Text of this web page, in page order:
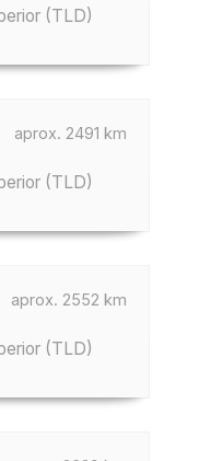
(TLD)
aprox. 2491 km
(TLD)
aprox. 2552 km
(TLD)